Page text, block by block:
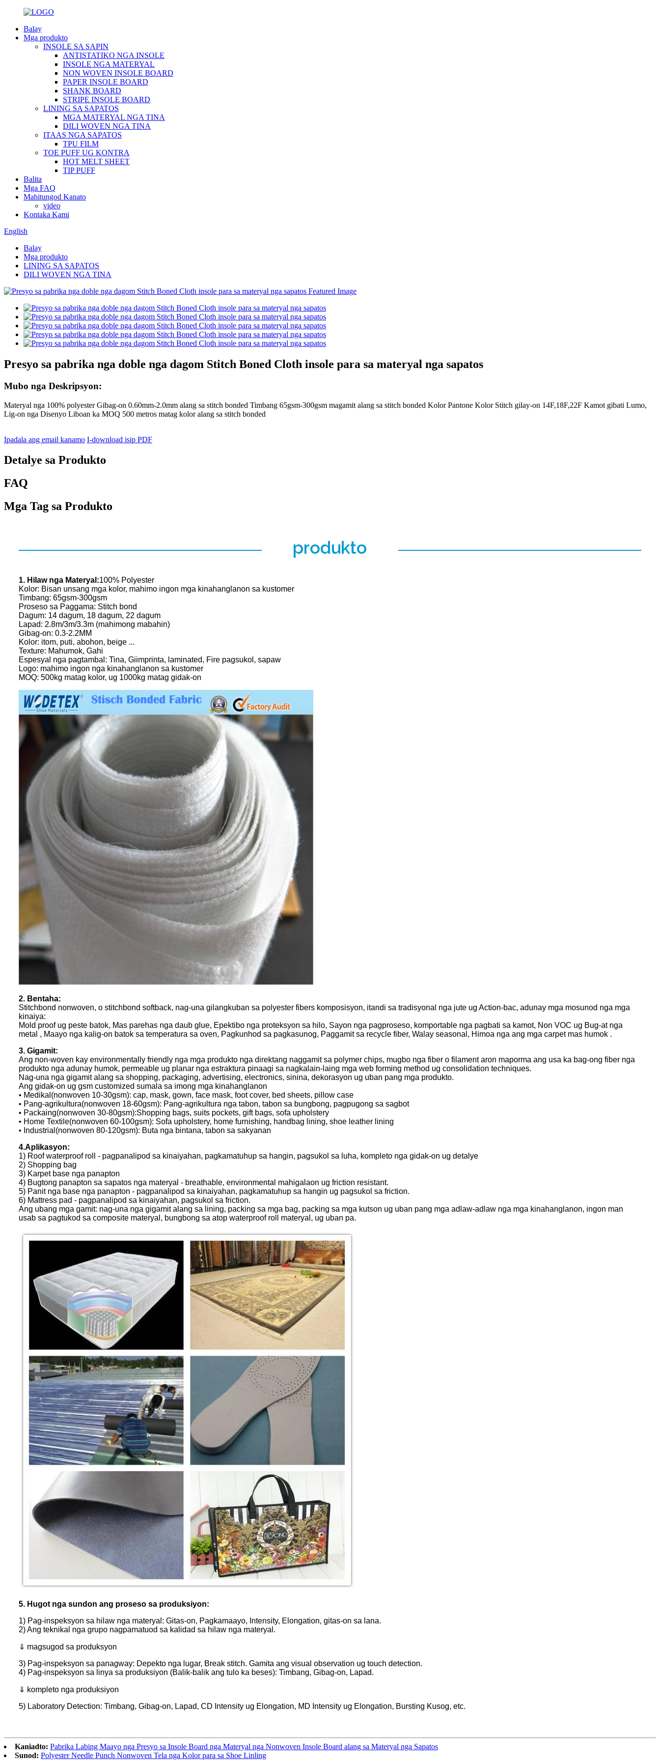
Balay
Mga produkto
INSOLE SA SAPIN
ANTISTATIKO NGA INSOLE
INSOLE NGA MATERYAL
NON WOVEN INSOLE BOARD
PAPER INSOLE BOARD
SHANK BOARD
STRIPE INSOLE BOARD
LINING SA SAPATOS
MGA MATERYAL NGA TINA
DILI WOVEN NGA TINA
ITAAS NGA SAPATOS
TPU FILM
TOE PUFF UG KONTRA
HOT MELT SHEET
TIP PUFF
Balita
Mga FAQ
Mahitungod Kanato
video
Kontaka Kami
English
Balay
Mga produkto
LINING SA SAPATOS
DILI WOVEN NGA TINA
Presyo sa pabrika nga doble nga dagom Stitch Boned Cloth insole para sa materyal nga sapatos
Mubo nga Deskripsyon:
Materyal nga 100% polyester Gibag-on 0.60mm-2.0mm alang sa stitch bonded Timbang 65gsm-300gsm magamit alang sa stitch bonded Kolor Pantone Kolor Stitch gilay-on 14F,18F,22F Kamot gibati Lumo,
Lig-on nga Disenyo Liboan ka MOQ 500 metros matag kolor alang sa stitch bonded
Ipadala ang email kanamo I-download isip PDF
Detalye sa Produkto
FAQ
Mga Tag sa Produkto
produkto
1. Hilaw nga Materyal:100% Polyester
Kolor: Bisan unsang mga kolor, mahimo ingon mga kinahanglanon sa kustomer
Timbang: 65gsm-300gsm
Proseso sa Paggama: Stitch bond
Dagum: 14 dagum, 18 dagum, 22 dagum
Lapad: 2.8m/3m/3.3m (mahimong mabahin)
Gibag-on: 0.3-2.2MM
Kolor: itom, puti, abohon, beige ...
Texture: Mahumok, Gahi
Espesyal nga pagtambal: Tina, Giimprinta, laminated, Fire pagsukol, sapaw
Logo: mahimo ingon nga kinahanglanon sa kustomer
MOQ: 500kg matag kolor, ug 1000kg matag gidak-on
2. Bentaha:
Stitchbond nonwoven, o stitchbond softback, nag-una gilangkuban sa polyester fibers komposisyon, itandi sa tradisyonal nga jute ug Action-bac, adunay mga mosunod nga mga
kinaiya:
Mold proof ug peste batok, Mas parehas nga daub glue, Epektibo nga proteksyon sa hilo, Sayon nga pagproseso, komportable nga pagbati sa kamot, Non VOC ug Bug-at nga
metal , Maayo nga kalig-on batok sa temperatura sa oven, Pagkunhod sa pagkasunog, Paggamit sa recycle fiber, Walay seasonal, Himoa nga ang mga carpet mas humok .
3. Gigamit:
Ang non-woven kay environmentally friendly nga mga produkto nga direktang naggamit sa polymer chips, mugbo nga fiber o filament aron maporma ang usa ka bag-ong fiber nga
produkto nga adunay humok, permeable ug planar nga estraktura pinaagi sa nagkalain-laing mga web forming method ug consolidation techniques.
Nag-una nga gigamit alang sa shopping, packaging, advertising, electronics, sinina, dekorasyon ug uban pang mga produkto.
Ang gidak-on ug gsm customized sumala sa imong mga kinahanglanon
• Medikal(nonwoven 10-30gsm): cap, mask, gown, face mask, foot cover, bed sheets, pillow case
• Pang-agrikultura(nonwoven 18-60gsm): Pang-agrikultura nga tabon, tabon sa bungbong, pagpugong sa sagbot
• Packaing(nonwoven 30-80gsm):Shopping bags, suits pockets, gift bags, sofa upholstery
• Home Textile(nonwoven 60-100gsm): Sofa upholstery, home furnishing, handbag lining, shoe leather lining
• Industrial(nonwoven 80-120gsm): Buta nga bintana, tabon sa sakyanan
4.Aplikasyon:
1) Roof waterproof roll - pagpanalipod sa kinaiyahan, pagkamatuhup sa hangin, pagsukol sa luha, kompleto nga gidak-on ug detalye
2) Shopping bag
3) Karpet base nga panapton
4) Bugtong panapton sa sapatos nga materyal - breathable, environmental mahigalaon ug friction resistant.
5) Panit nga base nga panapton - pagpanalipod sa kinaiyahan, pagkamatuhup sa hangin ug pagsukol sa friction.
6) Mattress pad - pagpanalipod sa kinaiyahan, pagsukol sa friction.
Ang ubang mga gamit: nag-una nga gigamit alang sa lining, packing sa mga bag, packing sa mga kutson ug uban pang mga adlaw-adlaw nga mga kinahanglanon, ingon man
usab sa pagtukod sa composite materyal, bungbong sa atop waterproof roll materyal, ug uban pa.
5. Hugot nga sundon ang proseso sa produksiyon:
1) Pag-inspeksyon sa hilaw nga materyal: Gitas-on, Pagkamaayo, Intensity, Elongation, gitas-on sa lana.
2) Ang teknikal nga grupo nagpamatuod sa kalidad sa hilaw nga materyal.
⇓ magsugod sa produksyon
3) Pag-inspeksyon sa panagway: Depekto nga lugar, Break stitch. Gamita ang visual observation ug touch detection.
4) Pag-inspeksyon sa linya sa produksiyon (Balik-balik ang tulo ka beses): Timbang, Gibag-on, Lapad.
⇓ kompleto nga produksiyon
5) Laboratory Detection: Timbang, Gibag-on, Lapad, CD Intensity ug Elongation, MD Intensity ug Elongation, Bursting Kusog, etc.
Kaniadto: Pabrika Labing Maayo nga Presyo sa Insole Board nga Materyal nga Nonwoven Insole Board alang sa Materyal nga Sapatos
Sunod: Polyester Needle Punch Nonwoven Tela nga Kolor para sa Shoe Linling